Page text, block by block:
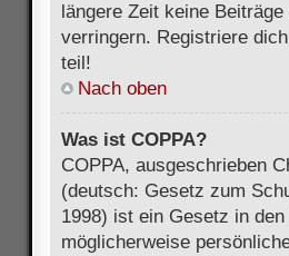
längere Zeit keine
verringern. Registriere
teil!
Nach oben
Was ist COPPA?
COPPA, ausgeschrieben
(deutsch: Gesetz zum
1998) ist ein Gesetz in
möglicherweise